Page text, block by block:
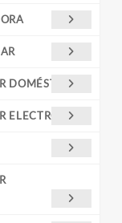
DOMÉSTICAS
ELECTRÓNICA